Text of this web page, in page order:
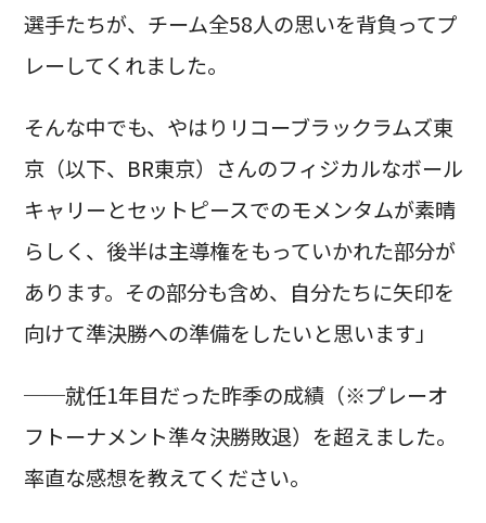
選手たちが、チーム全58人の思いを背負ってプ
レーしてくれました。
そんな中でも、やはりリコーブラックラムズ東
京（以下、BR東京）さんのフィジカルなボール
キャリーとセットピースでのモメンタムが素晴
らしく、後半は主導権をもっていかれた部分が
あります。その部分も含め、自分たちに矢印を
向けて準決勝への準備をしたいと思います」
──就任1年目だった昨季の成績（※プレーオ
フトーナメント準々決勝敗退）を超えました。
率直な感想を教えてください。